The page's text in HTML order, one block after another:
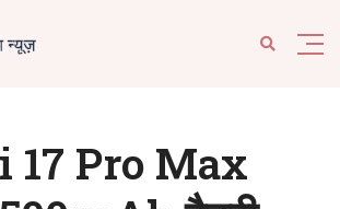
17 Pro Max